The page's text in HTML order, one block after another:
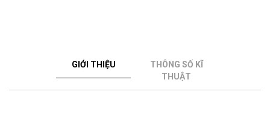
GIỚI THIỆU
THÔNG SỐ KĨ
THUẬT